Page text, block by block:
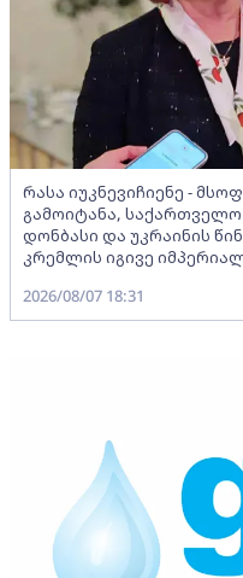
რასა იუკნევიჩიენე -
გამოიტანა,
დონბასი და უკრაინის
კრემლის იგივე
2026/08/07 18:31